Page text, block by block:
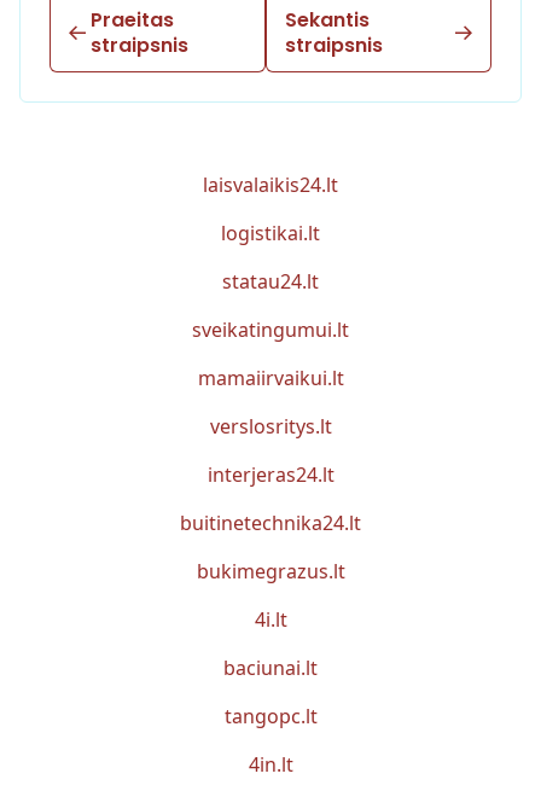
Praeitas
straipsnis
Sekantis
straipsnis
laisvalaikis24.lt
logistikai.lt
statau24.lt
sveikatingumui.lt
mamaiirvaikui.lt
verslosritys.lt
interjeras24.lt
buitinetechnika24.lt
bukimegrazus.lt
4i.lt
baciunai.lt
tangopc.lt
4in.lt